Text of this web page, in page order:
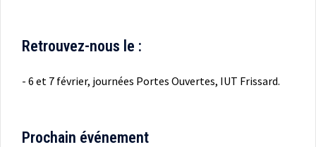
Retrouvez-nous le :
- 6 et 7 février, journées Portes Ouvertes, IUT Frissard.
Prochain événement